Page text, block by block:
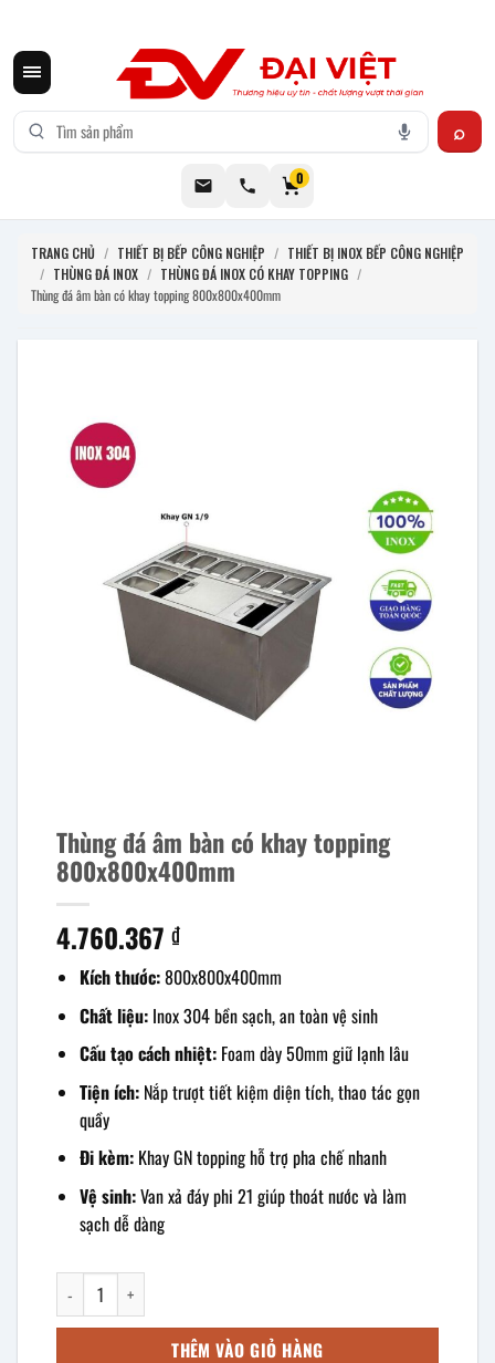
0
TRANG CHỦ / THIẾT BỊ BẾP CÔNG NGHIỆP / THIẾT BỊ INOX BẾP CÔNG NGHIỆP
/ THÙNG ĐÁ INOX / THÙNG ĐÁ INOX CÓ KHAY TOPPING /
Thùng đá âm bàn có khay topping 800x800x400mm
Thùng đá âm bàn có khay topping
800x800x400mm
4.760.367 ₫
Kích thước:800x800x400mm
Chất liệu:Inox 304 bền sạch, an toàn vệ sinh
Cấu tạo cách nhiệt:Foam dày 50mm giữ lạnh lâu
Tiện ích:Nắp trượt tiết kiệm diện tích, thao tác gọn
quầy
Đi kèm:Khay GN topping hỗ trợ pha chế nhanh
Vệ sinh:Van xả đáy phi 21 giúp thoát nước và làm
sạch dễ dàng
Thùng đá âm bàn có khay topping 800x800x400mm số lượng
THÊM VÀO GIỎ HÀNG